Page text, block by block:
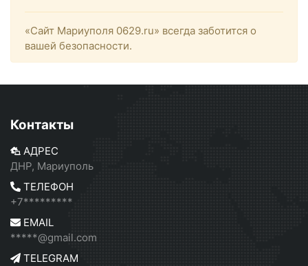
«Сайт Мариуполя 0629.ru» всегда заботится о
вашей безопасности.
Контакты
АДРЕС
ДНР, Мариуполь
ТЕЛЕФОН
+7*********
EMAIL
*****@gmail.com
TELEGRAM